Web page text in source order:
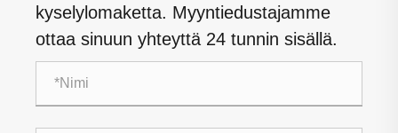
kyselylomaketta. Myyntiedustajamme
ottaa sinuun yhteyttä 24 tunnin sisällä.